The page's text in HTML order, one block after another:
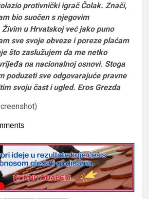
protivnički igrač Čolak. Znači,
bio suočen s njegovim
u Hrvatskoj već jako puno
sve svoje obveze i poreze plaćam
što zaslužujem da me netko
na nacionalnoj osnovi. Stoga
poduzeti sve odgovarajuće pravne
svoju čast i ugled. Eros Grezda